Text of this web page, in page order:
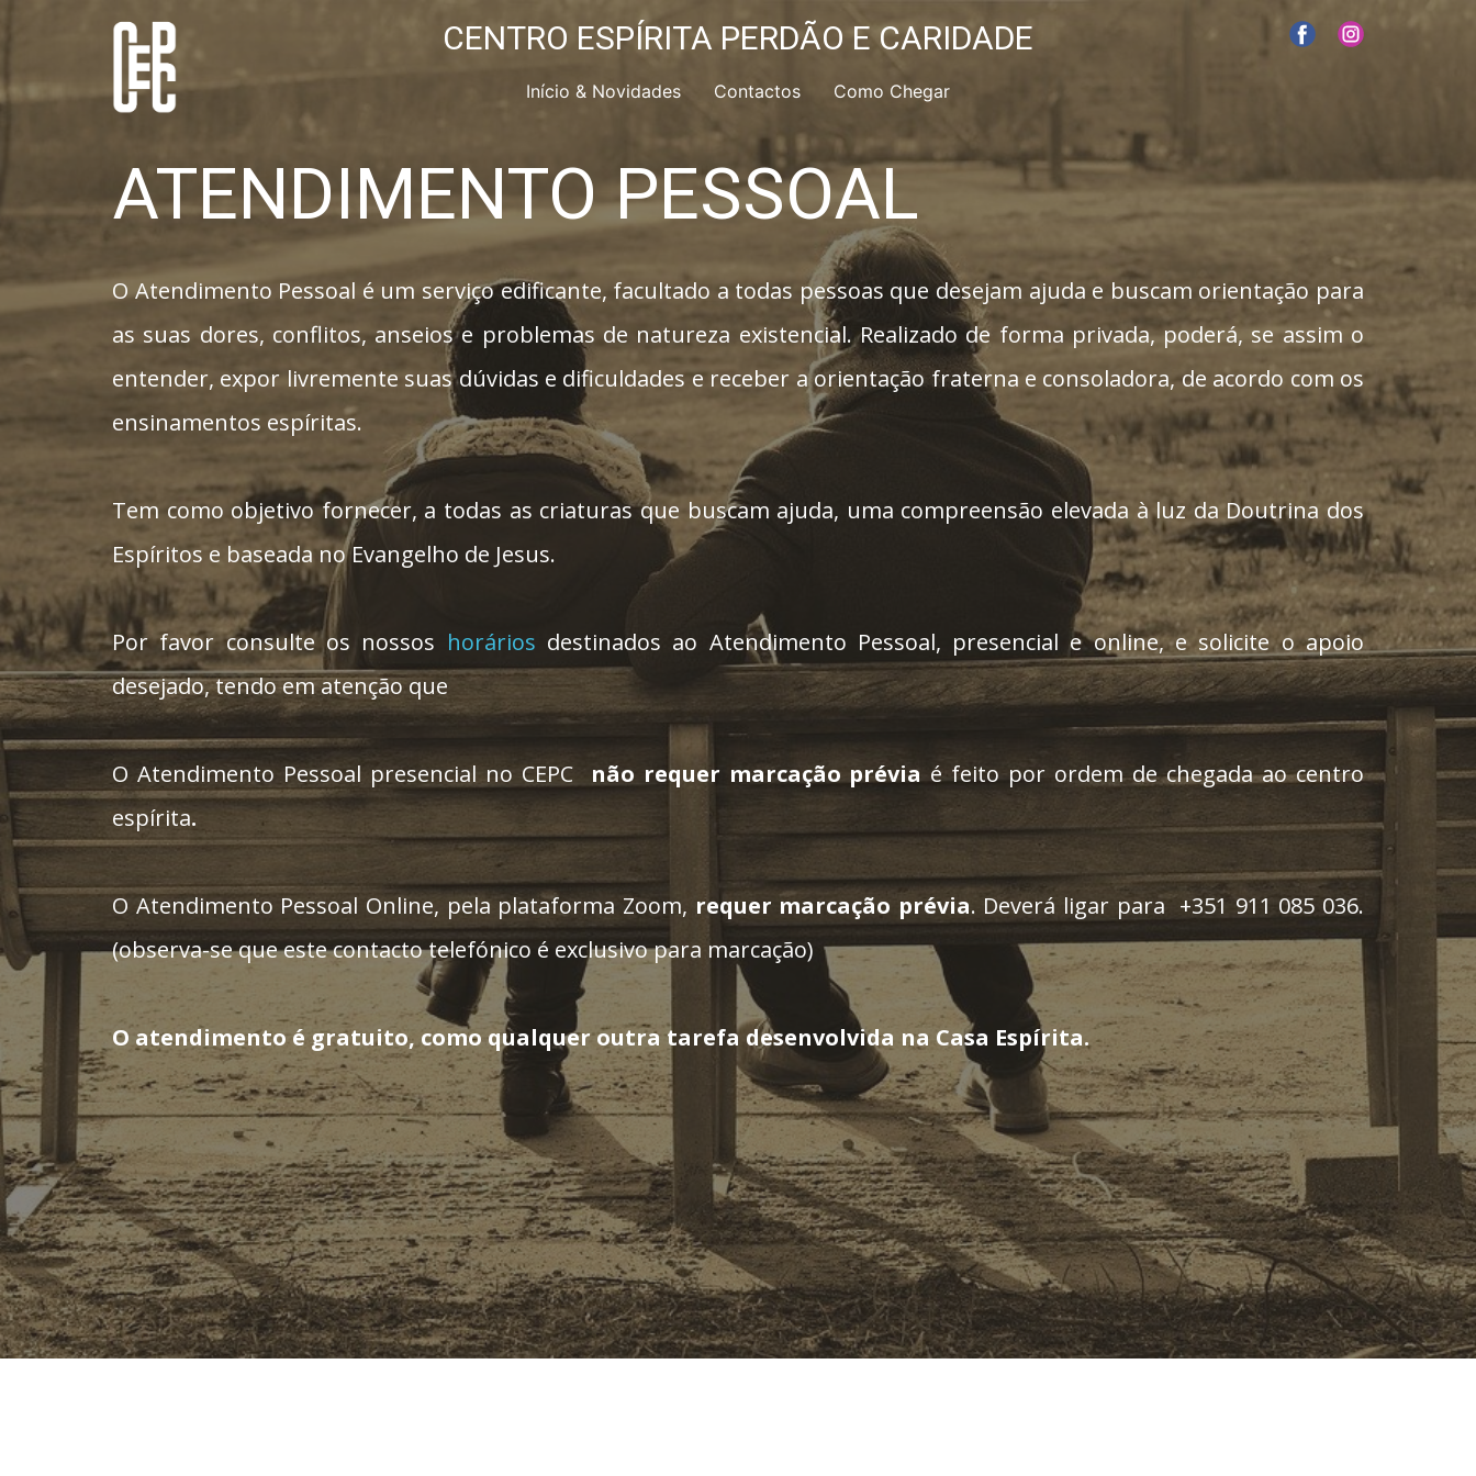
CENTRO ESPÍRIT​A PERDÃO E ​CARIDADE
Início & Novidades Contactos Como Chegar
ATENDIMENTO PESSOAL
O Atendimento Pessoal é um serviço edificante, facultado a todas pessoas que desejam ajuda e buscam orientação para
as suas dores, conflitos, anseios e problemas de natureza existencial. Realizado de forma privada, poderá, se assim o
entender, expor livremente suas dúvidas e dificuldades e receber a orientação fraterna e consoladora, de acordo com os
ensinamentos espíritas.
Tem como objetivo fornecer, a todas as criaturas que buscam ajuda, uma compreensão elevada à luz da Doutrina dos
Espíritos e baseada no Evangelho de Jesus.
Por favor consulte os nossos horários destinados ao Atendimento Pessoal, presencial e online, e solicite o apoio
desejado, tendo em atenção que
O Atendimento Pessoal presencial no CEPC não requer marcação prévia é feito por ordem de chegada ao centro
espírita.
O Atendimento Pessoal Online, pela plataforma Zoom, requer marcação prévia. Deverá ligar para +351 911 085 036.
(observa-se que este contacto telefónico é exclusivo para marcação)
O atendimento é gratuito, como qualquer outra tarefa desenvolvida na Casa Espírita.